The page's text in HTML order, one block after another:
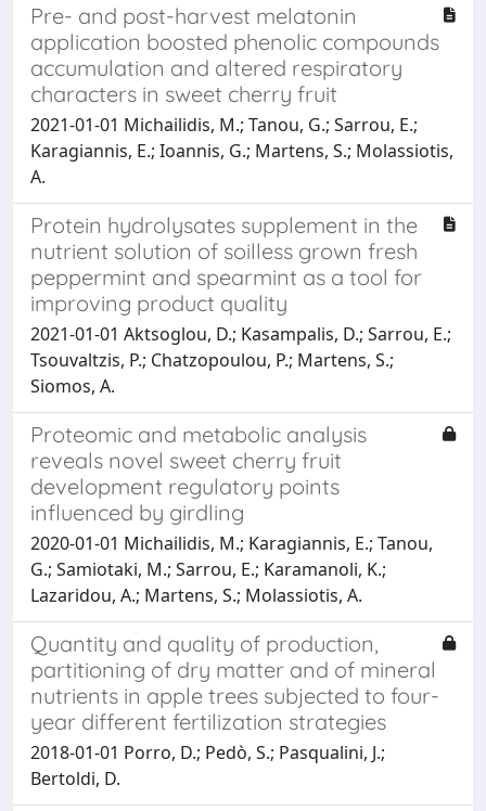
Pre- and post-harvest melatonin
application boosted phenolic compounds
accumulation and altered respiratory
characters in sweet cherry fruit
2021-01-01 Michailidis, M.; Tanou, G.; Sarrou, E.;
Karagiannis, E.; Ioannis, G.; Martens, S.; Molassiotis,
A.
Protein hydrolysates supplement in the
nutrient solution of soilless grown fresh
peppermint and spearmint as a tool for
improving product quality
2021-01-01 Aktsoglou, D.; Kasampalis, D.; Sarrou, E.;
Tsouvaltzis, P.; Chatzopoulou, P.; Martens, S.;
Siomos, A.
Proteomic and metabolic analysis
reveals novel sweet cherry fruit
development regulatory points
influenced by girdling
2020-01-01 Michailidis, M.; Karagiannis, E.; Tanou,
G.; Samiotaki, M.; Sarrou, E.; Karamanoli, K.;
Lazaridou, A.; Martens, S.; Molassiotis, A.
Quantity and quality of production,
partitioning of dry matter and of mineral
nutrients in apple trees subjected to four-
year different fertilization strategies
2018-01-01 Porro, D.; Pedò, S.; Pasqualini, J.;
Bertoldi, D.